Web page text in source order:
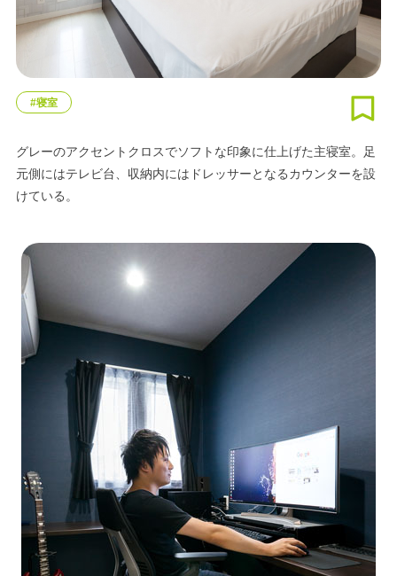
#寝室
グレーのアクセントクロスでソフトな印象に仕上げた主寝室。足
元側にはテレビ台、収納内にはドレッサーとなるカウンターを設
けている。